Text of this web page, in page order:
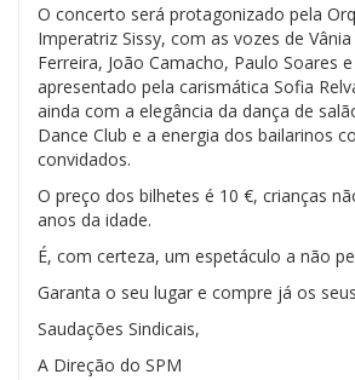
O concerto será protagonizado pela
Imperatriz Sissy, com as vozes de
Ferreira, João Camacho, Paulo Soares
apresentado pela carismática Sofia
ainda com a elegância da dança de
Dance Club e a energia dos bailarinos
convidados.
O preço dos bilhetes é 10 €, crianças
anos da idade.
É, com certeza, um espetáculo a não
Garanta o seu lugar e compre já os
Saudações Sindicais,
A Direção do SPM